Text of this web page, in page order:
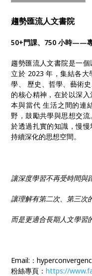
趨勢匯流人文書院
50+門課、750 小時——
趨勢匯流人文書院是一
立於 2023 年，集結各
學、 歷史、哲學、藝術
的核心精神，在於以深
本與當代 生活之間的連
野，鼓勵共學與思想交
於透過扎實的知識，慢
持續深化的思想空間。
讓深度學習不再受時間與
讓理解有第二次、第三次
而是更適合長期人文學習
Email:：
粉絲專頁：https://